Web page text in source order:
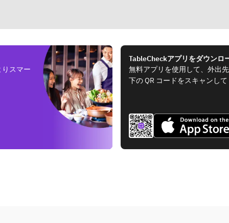
スマー
TableCheckアプリをダウンロ
無料アプリを使用して、外出
下の QR コードをスキャンし